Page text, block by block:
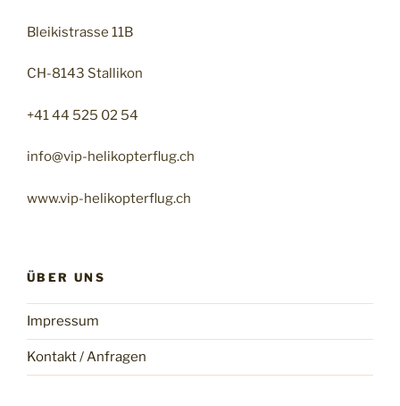
Bleikistrasse 11B
CH-8143 Stallikon
+41 44 525 02 54
info@vip-helikopterflug.ch
www.vip-helikopterflug.ch
ÜBER UNS
Impressum
Kontakt / Anfragen